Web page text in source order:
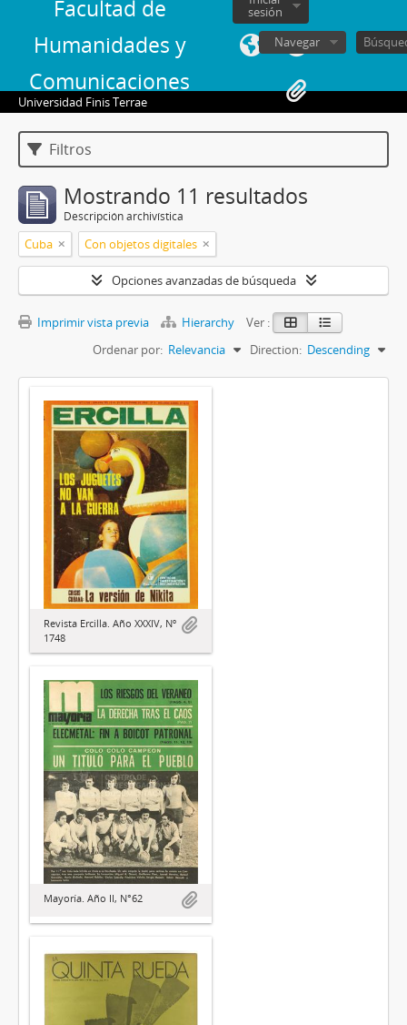
Facultad de
Humanidades y
Comunicaciones
sesión
Navegar
Universidad Finis Terrae
Filtros
Mostrando 11 resultados
Descripción archivística
Cuba Con objetos digitales
Opciones avanzadas de búsqueda
Imprimir vista previa Hierarchy
Ver :
Ordenar por: Relevancia Direction: Descending
Revista Ercilla. Año XXXIV, Nº
1748
Mayoría. Año II, N°62